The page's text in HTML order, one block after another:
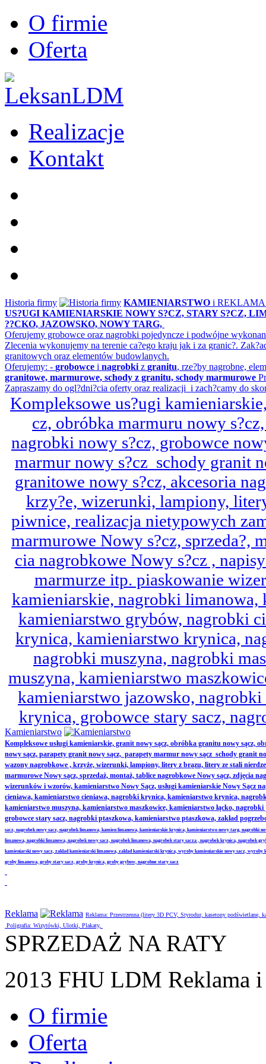
O firmie
Oferta
Realizacje
Kontakt
Historia firmy KAMIENIARSTWO i
US?UGI KAMIENIARSKIE NOWY S?CZ, STARY S?CZ,
??CKO, JAZOWSKO, NOWY TARG,
Oferujemy grobowce oraz nagrobki pojedyncze i podwójne
Zlecenia wykonujemy na terenie ca?ego kraju jak i za granic?.
granitowych oraz elementów budowlanych.
Oferujemy: - grobowce i nagrobki z granitu, rze?by nagrobne,
granitowe, marmurowe, schody z granitu, schody marmurowe
Zapraszamy do ogl?dni?cia oferty oraz realizacji i zach?camy do
Kompleksowe us?ugi
cz, obróbka marmuru nowy
nagrobki nowy s?cz, grobowce
marmur nowy s?cz schody granit
granitowe nowy s?cz, akcesoria
krzy?e, wizerunki, lampiony,
piwnice, realizacja nietypowych
marmurowe Nowy s?cz, sprzeda?,
cia nagrobkowe Nowy s?cz ,
marmurze itp. piaskowanie
kamieniarskie, nagrobki
kamieniarstwo grybów, nagrobki
krynica, kamieniarstwo krynica,
nagrobki muszyna, nagrobki
muszyna, kamieniarstwo
kamieniarstwo jazowsko,
krynica, grobowce stary sacz,
Kamieniarstwo
Kompleksowe usługi kamieniarskie, granit nowy sącz, obróbka granitu nowy sącz,
nowy sącz, parapety granit nowy sącz, parapety marmur nowy sącz schody granit
wazony nagrobkowe , krzyże, wizerunki, lampiony, litery z brązu, litery ze stali
marmurowe Nowy sącz, sprzedaż, montaż, tablice nagrobkowe Nowy sącz, zdjęcia
wizerunków i wzorów, kamieniarstwo Nowy Sącz, usługi kamieniarskie Nowy
cieniawa, kamieniarstwo cieniawa, nagrobki krynica, kamieniarstwo krynica,
kamieniarstwo muszyna, kamieniarstwo maszkowice, kamieniarstwo łącko,
grobowce stary sacz, nagrobki ptaszkowa, kamieniarstwo ptaszkowa, zakład
sacz, nagrobek nowy sacz, nagrobek limanowa, kamien limanowa, kamieniarskie krynica, kamieniarstwo nowy targ,
limanowa, nagrobki limanowa, nagrobek nowy sacz, nagrobek limanowa, nagrobek stary sacza , nagrobek krynica, nagrobek
kamieniarski nowy sacz, zaklad kamieniarski limanowa, zaklad kamieniarski krynica, wyroby kamieniarskie nowy sacz,
groby limanowa, groby stary sacz, groby krynica, groby grybow, nagrobne stary sacz
Reklama
Reklama: Przestrzenna (litery 3D PCV, Styrodur, kasetony
Poligrafia: Wizytówki, Ulotki, Plakaty,
SPRZEDAŻ NA RATY
2013 FHU LDM Reklama
O firmie
Oferta